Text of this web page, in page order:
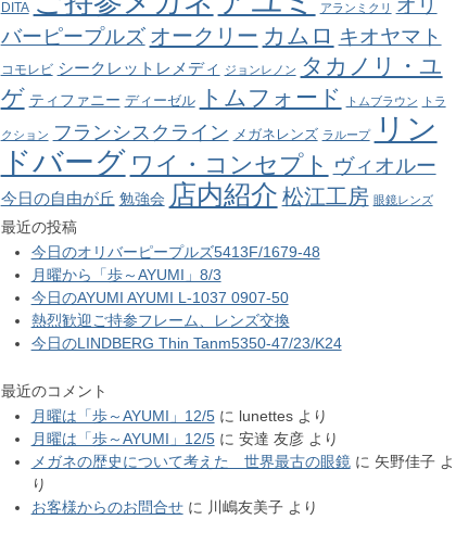
DITA アランミクリ
オリ
バーピープルズ オークリー カムロ キオヤマト
コモレビ シークレットレメディ ジョンレノン タカノリ・ユ
ゲ ティファニー ディーゼル トムフォード トムブラウン トラ
クション フランシスクライン メガネレンズ ラループ
リン
ドバーグ ワイ・コンセプト ヴィオルー
今日の自由が丘 勉強会 店内紹介 松江工房 眼鏡レンズ
最近の投稿
今日のオリバーピープルズ5413F/1679-48
月曜から「歩～AYUMI」8/3
今日のAYUMI AYUMI L-1037 0907-50
熱烈歓迎ご持参フレーム、レンズ交換
今日のLINDBERG Thin Tanm5350-47/23/K24
最近のコメント
月曜は「歩～AYUMI」12/5に lunettesより
月曜は「歩～AYUMI」12/5に 安達 友彦より
メガネの歴史について考えた 世界最古の眼鏡に 矢野佳子よ
り
お客様からのお問合せに 川嶋友美子より